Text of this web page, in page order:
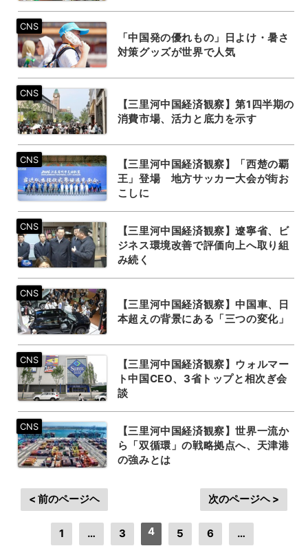
「中国発の優れもの」日よけ・暑さ
対策グッズが世界で人気
【三里河中国経済観察】第1四半期の
消費市場、活力と底力を示す
【三里河中国経済観察】「西楚の覇
王」登場 地方サッカー大会が街お
こしに
【三里河中国経済観察】遼寧省、ビ
ジネス環境改善で評価向上へ取り組
み続く
【三里河中国経済観察】中国車、日
本超えの背景にある「三つの変化」
【三里河中国経済観察】ウォルマー
ト中国CEO、3省トップと相次ぎ会
談
【三里河中国経済観察】世界一流か
ら「双循環」の戦略拠点へ、天津港
の強みとは
< 前のページヘ
1 … 3 4 5 6 …
次のページヘ >